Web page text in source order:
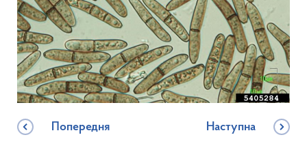
Попередня Наступна